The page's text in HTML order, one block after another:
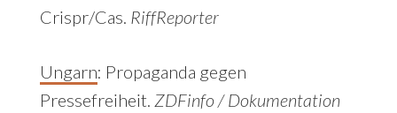
Crispr/Cas. RiffReporter
Ungarn: Propaganda gegen
Pressefreiheit. ZDFinfo / Dokumentation